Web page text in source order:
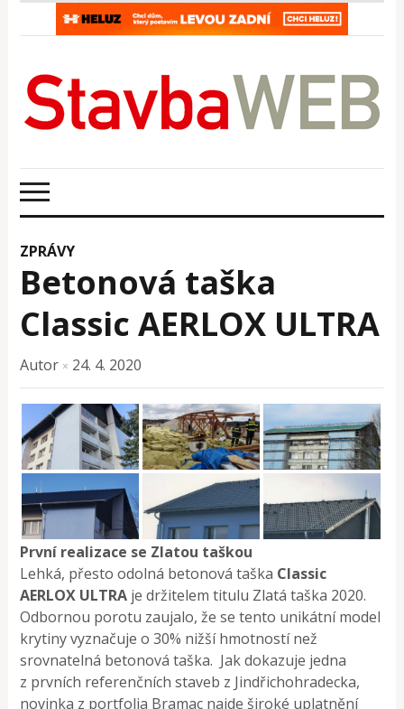
ZPRÁVY
Betonová taška
Classic AERLOX ULTRA
Autor × 24. 4. 2020
První realizace se Zlatou taškou
Lehká, přesto odolná betonová taška Classic
AERLOX ULTRA je držitelem titulu Zlatá taška 2020.
Odbornou porotu zaujalo, že se tento unikátní model
krytiny vyznačuje o 30% nižší hmotností než
srovnatelná betonová taška. Jak dokazuje jedna
z prvních referenčních staveb z Jindřichohradecka,
novinka z portfolia Bramac najde široké uplatnění